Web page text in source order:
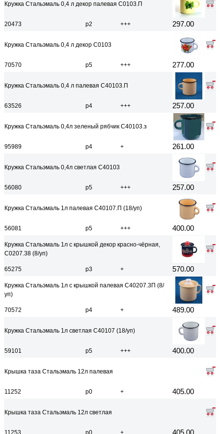
Кружка Стальэмаль 0,4 л декор палевая С0103.П
20473 р2 +++ 297.00
Кружка Стальэмаль 0,4 л декор С0103
70570 р5 +++ 277.00
Кружка Стальэмаль 0,4 л палевая С40103.П
63526 р4 +++ 257.00
Кружка Стальэмаль 0,4л зеленый рябчик С40103.з
95989 р4 + 261.00
Кружка Стальэмаль 0,4л светлая С40103
56080 р5 +++ 257.00
Кружка Стальэмаль 1л палевая С40107.П (18/уп)
56081 р5 +++ 400.00
Кружка Стальэмаль 1л с крышкой декор красно-чёрная,
С0207.38 (8/уп)
65275 р3 + 570.00
Кружка Стальэмаль 1л с крышкой палевая С40207.3П (8/
уп)
70572 р4 + 489.00
Кружка Стальэмаль 1л светлая С40107 (18/уп)
59101 р5 +++ 400.00
Крышка таза Стальэмаль 12л палевая
11252 р0 + 405.00
Крышка таза Стальэмаль 12л светлая
11253 р0 + 405.00